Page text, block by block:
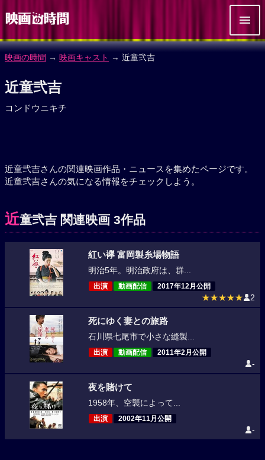
映画の時間 → 映画キャスト → 近童弐吉
近童弐吉
コンドウニキチ
近童弐吉さんの関連映画作品・ニュースを集めたページです。
近童弐吉さんの気になる情報をチェックしよう。
近童弐吉 関連映画 3作品
紅い襷 富岡製糸場物語
明治5年。明治政府は、群...
出演 動画配信 2017年12月公開
★★★★★ 2
死にゆく妻との旅路
石川県七尾市で小さな縫製...
出演 動画配信 2011年2月公開
-
夜を賭けて
1958年、空襲によって...
出演 2002年11月公開
-